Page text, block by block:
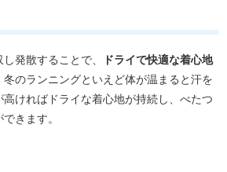
発散することで、
ドライで快適な着心地
冬のランニングといえど体が温まると汗を
ければドライな着心地が持続し、べたつ
きます。